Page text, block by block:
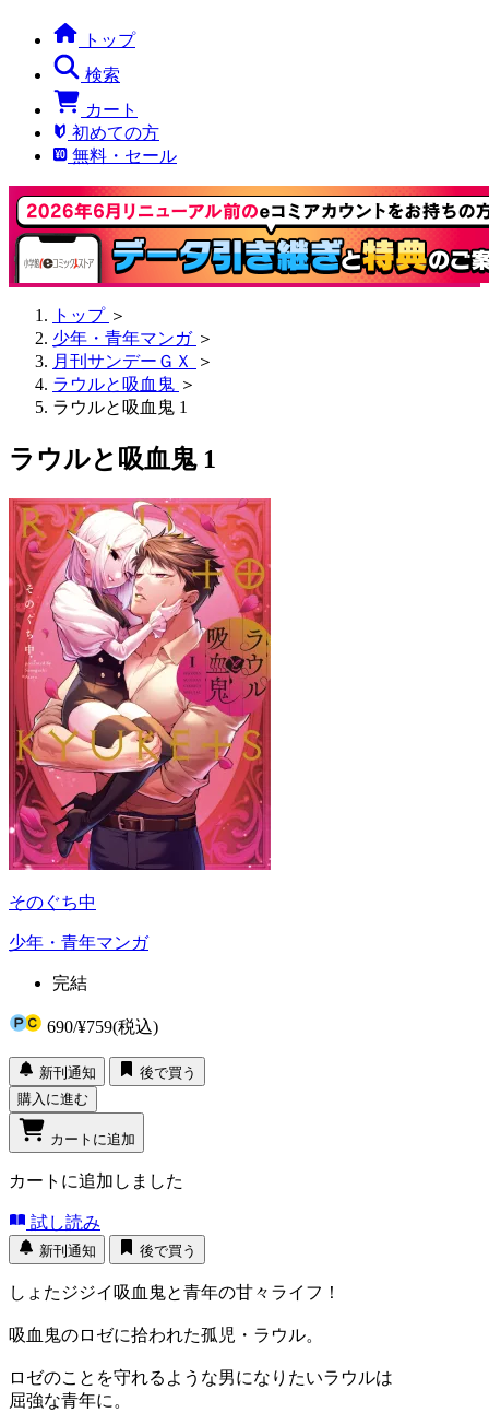
トップ
検索
カート
初めての方
無料・セール
トップ ＞
少年・青年マンガ ＞
月刊サンデーＧＸ
＞
ラウルと吸血鬼 ＞
ラウルと吸血鬼 1
ラウルと吸血鬼 1
そのぐち中
少年・青年マンガ
完結
690/¥759(税込)
新刊通知
後で買う
購入に進む
カートに追加
カートに追加しました
試し読み
新刊通知 後で買う
しょたジジイ吸血鬼と青年の甘々ライフ！
吸血鬼のロゼに拾われた孤児・ラウル。
ロゼのことを守れるような男になりたいラウルは
屈強な青年に。